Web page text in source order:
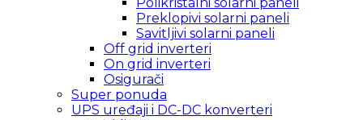
Preklopivi solarni paneli
Savitljivi solarni paneli
Off grid inverteri
On grid inverteri
Osigurači
Super ponuda
UPS uređaji i DC-DC konverteri